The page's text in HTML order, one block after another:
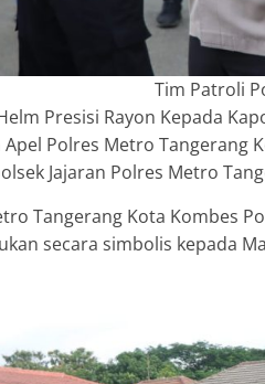
Tim Patroli
Presisi Rayon Kepada
Apel Polres Metro Tangerang
Jajaran Polres Metro
Tangerang Kota Kombes
secara simbolis kepada